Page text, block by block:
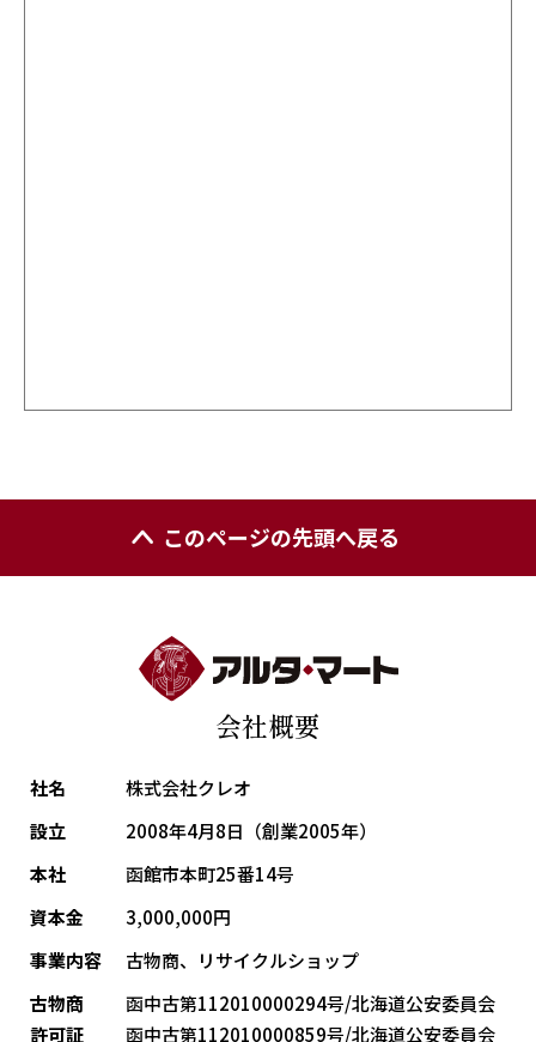
このページの先頭へ戻る
会社概要
社名
株式会社クレオ
設立
2008年4月8日（創業2005年）
本社
函館市本町25番14号
資本金
3,000,000円
事業内容
古物商、リサイクルショップ
古物商
許可証
函中古第112010000294号/北海道公安委員会
函中古第112010000859号/北海道公安委員会